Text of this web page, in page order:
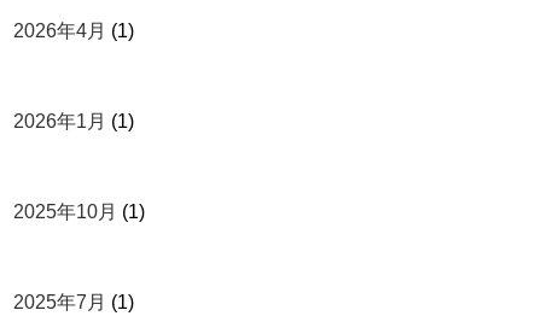
2026年4月 (1)
2026年1月 (1)
2025年10月 (1)
2025年7月 (1)